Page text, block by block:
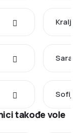
Sofija
takođe vole